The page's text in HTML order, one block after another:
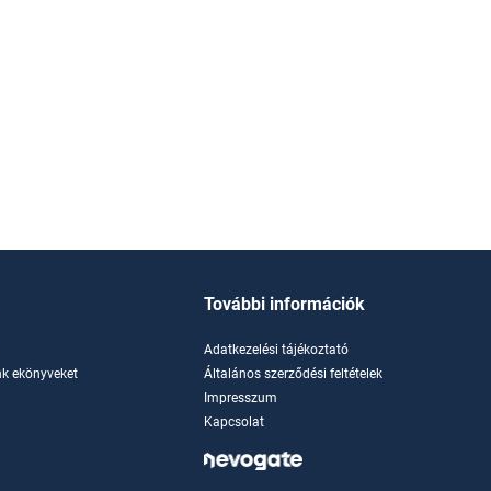
ekönyveket
További információk
Adatkezelési tájékoztató
Általános szerződési feltételek
Impresszum
Kapcsolat